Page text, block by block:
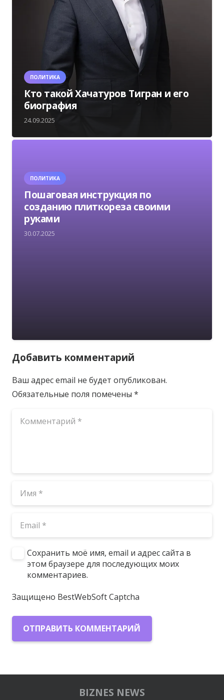
ПОЛИТИКА
Кто такой Хачатуров Тигран и его
биография
24.09.2025
ПОЛИТИКА
Пошаговая инструкция по
созданию плиткореза своими
руками
30.07.2025
Добавить комментарий
Ваш адрес email не будет опубликован.
Обязательные поля помечены *
Сохранить моё имя, email и адрес сайта в
этом браузере для последующих моих
комментариев.
Защищено BestWebSoft Captcha
ОТПРАВИТЬ КОММЕНТАРИЙ
BIZNES NEWS